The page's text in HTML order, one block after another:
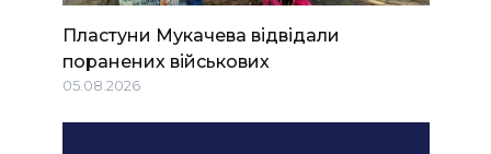
Пластуни Мукачева відвідали
поранених військових
05.08.2026